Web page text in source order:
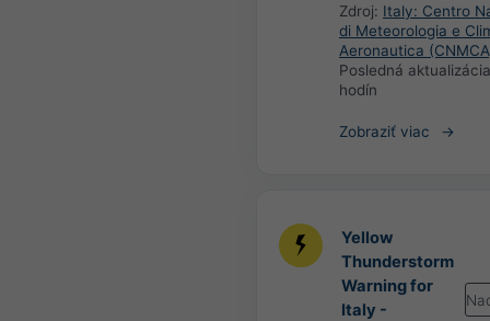
Zdroj: Italy: Centro
di Meteorologia e
Aeronautica
Posledná
hodín
Zobraziť viac
Yellow
Thunderstorm
Warning for
Italy -